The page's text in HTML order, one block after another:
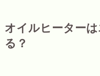
オイルヒーター
る？